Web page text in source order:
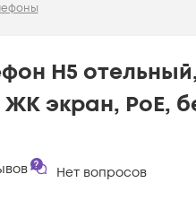
База знаний
H5
экран, PoE,
Нет вопросов